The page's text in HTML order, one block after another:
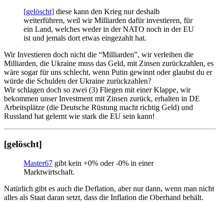
[gelöscht] diese kann den Krieg nur deshalb
weiterführen, weil wir Milliarden dafür investieren, für
ein Land, welches weder in der NATO noch in der EU
ist und jemals dort etwas eingezahlt hat.
Wir Investieren doch nicht die “Milliarden”, wir verleihen die
Milliarden, die Ukraine muss das Geld, mit Zinsen zurückzahlen, es
wäre sogar für uns schlecht, wenn Putin gewinnt oder glaubst du er
würde die Schulden der Ukraine zurückzahlen?
Wir schlagen doch so zwei (3) Fliegen mit einer Klappe, wir
bekommen unser Investment mit Zinsen zurück, erhalten in DE
Arbeitsplätze (die Deutsche Rüstung macht richtig Geld) und
Russland hat gelernt wie stark die EU sein kann!
[gelöscht]
Master67 gibt kein +0% oder -0% in einer
Marktwirtschaft.
Natürlich gibt es auch die Deflation, aber nur dann, wenn man nicht
alles als Staat daran setzt, dass die Inflation die Oberhand behält.